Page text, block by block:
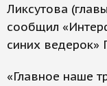
Ликсутова
сообщил
синих ведерок»
«Главное наше